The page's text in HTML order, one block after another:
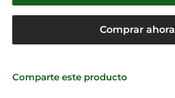
Comprar ahora
Comparte este producto